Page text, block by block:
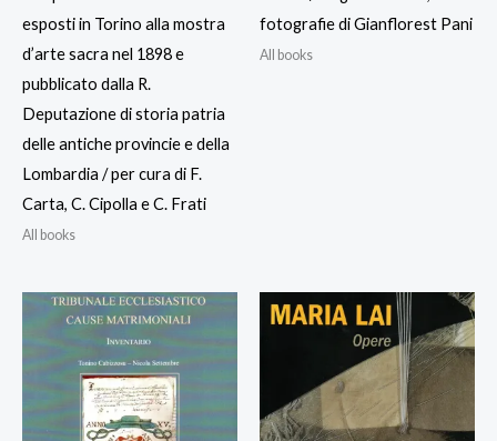
esposti in Torino alla mostra
d’arte sacra nel 1898 e
pubblicato dalla R.
Deputazione di storia patria
delle antiche provincie e della
Lombardia / per cura di F.
Carta, C. Cipolla e C. Frati
All books
fotografie di Gianflorest Pani
All books